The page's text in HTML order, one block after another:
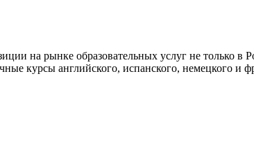
рынке образовательных услуг не только в
курсы английского, испанского, немецкого и